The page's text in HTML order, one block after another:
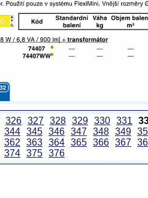
•
•
326 327 328 329 330 331
344 345 346 347 348 349
362 363 364 365 366 367
374 375 376